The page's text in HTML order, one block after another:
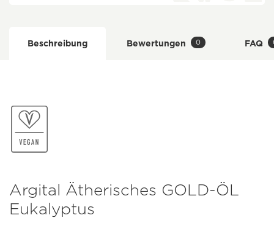
Beschreibung Bewertungen 0 FAQ
Argital Ätherisches GOLD-ÖL
Eukalyptus